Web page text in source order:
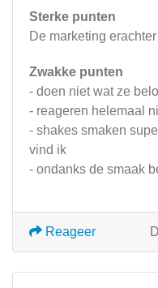
Sterke punten
De marketing
Zwakke punten
- doen niet wat ze
- reageren helemaal
- shakes smaken
vind ik
- ondanks de smaak
Reageer